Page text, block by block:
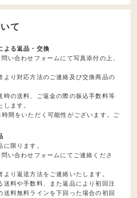
て
よる返品・交換
い合わせフォームにて写真添付の上、
より対応方法のご連絡及び交換商品の
時の送料、ご返金の際の振込手数料等
ます。
間をいただく可能性がございます。ご
限ります。
い合わせフォームにてご連絡くださ
り返送方法をご連絡いたします。
送料や手数料、また返品により初回注
送料無料ラインを下回った場合の初回